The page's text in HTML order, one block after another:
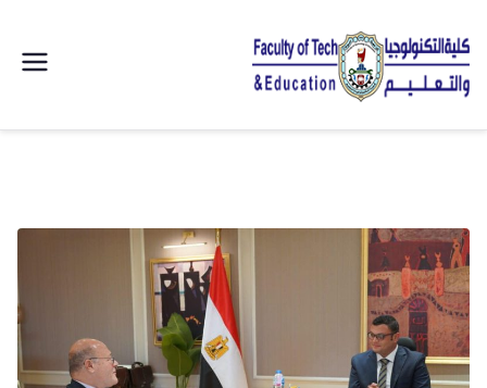
التكنولوجيا
الصناعى
جامعة
سوهاج |